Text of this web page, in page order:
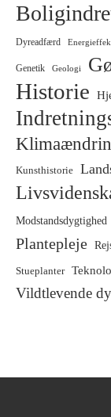
Dyreadfærd
Genetik Geologi
Historie
Kunsthistorie
Modstandsdygtighed
Plantepleje
Stueplanter
Vildtlevende